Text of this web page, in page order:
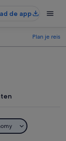
de app
Plan je reis